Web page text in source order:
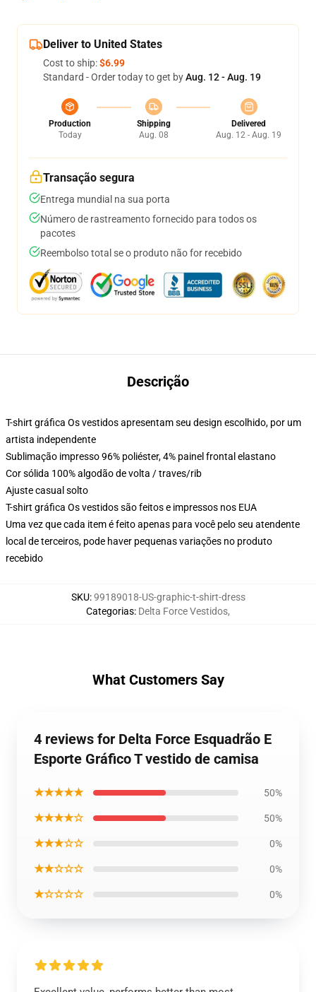
Deliver to United States
Cost to ship:$6.99
Standard - Order today to get byAug. 12 - Aug. 19
Production
Today
Shipping
Aug. 08
Delivered
Aug. 12 - Aug. 19
Transação segura
Entrega mundial na sua porta
Número de rastreamento fornecido para todos os
pacotes
Reembolso total se o produto não for recebido
Descrição
T-shirt gráfica Os vestidos apresentam seu design escolhido, por um
artista independente
Sublimação impresso 96% poliéster, 4% painel frontal elastano
Cor sólida 100% algodão de volta / traves/rib
Ajuste casual solto
T-shirt gráfica Os vestidos são feitos e impressos nos EUA
Uma vez que cada item é feito apenas para você pelo seu atendente
local de terceiros, pode haver pequenas variações no produto
recebido
SKU:99189018-US-graphic-t-shirt-dress
Categorias: Delta Force Vestidos,
What Customers Say
4 reviews for Delta Force Esquadrão E
Esporte Gráfico T vestido de camisa
★★★★★ 50%
★★★★☆ 50%
★★★☆☆ 0%
★★☆☆☆ 0%
★☆☆☆☆ 0%